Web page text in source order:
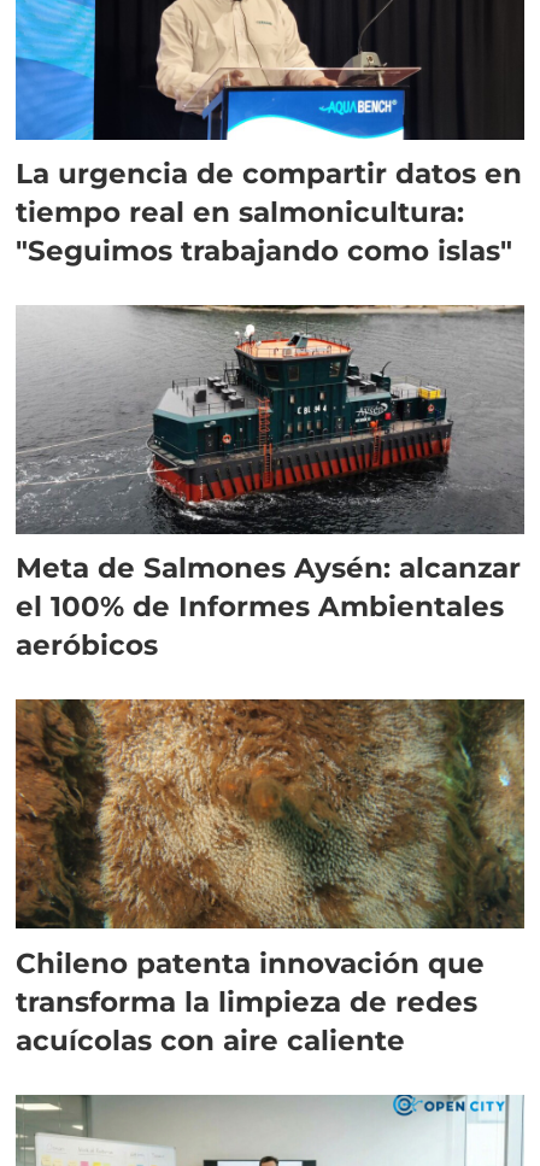
La urgencia de compartir datos en
tiempo real en salmonicultura:
"Seguimos trabajando como islas"
Meta de Salmones Aysén: alcanzar
el 100% de Informes Ambientales
aeróbicos
Chileno patenta innovación que
transforma la limpieza de redes
acuícolas con aire caliente